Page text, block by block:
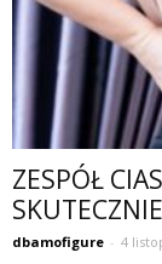
ZESPÓŁ
dbamofigure - 4